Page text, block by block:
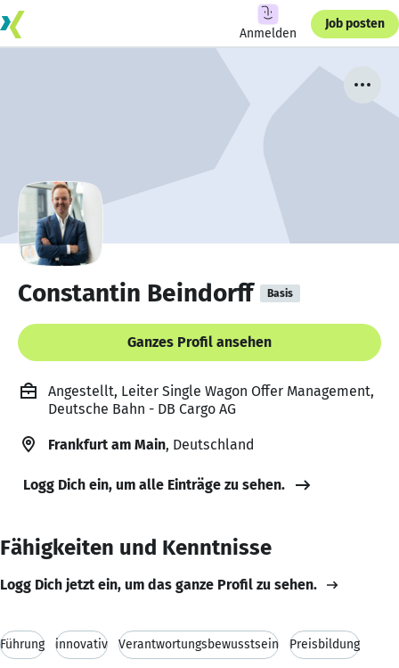
Anmelden
Job posten
Constantin Beindorff Basis
Ganzes Profil ansehen
Angestellt, Leiter Single Wagon Offer Management,
Deutsche Bahn - DB Cargo AG
Frankfurt am Main, Deutschland
Logg Dich ein, um alle Einträge zu sehen.
Fähigkeiten und Kenntnisse
Logg Dich jetzt ein, um das ganze Profil zu sehen.
Führung innovativ Verantwortungsbewusstsein Preisbildung